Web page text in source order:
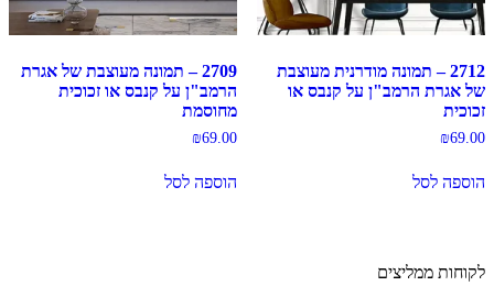
2712 – תמונה מודרנית מעוצבת
של אגרת הרמב"ן על קנבס או
זכוכית
₪69.00
הוספה לסל
2709 – תמונה מעוצבת של אגרת
הרמב"ן על קנבס או זכוכית
מחוסמת
₪69.00
הוספה לסל
לקוחות ממליצים